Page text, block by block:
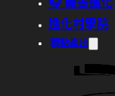
進化村學院
觀點產出